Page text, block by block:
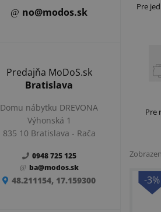
no@modos.sk
Predajňa MoDoS.sk
Bratislava
Domu nábytku DREVONA
Výhonská 1
835 10 Bratislava - Rača
0948 725 125
ba@modos.sk
48.211154, 17.159300
Pre
Pre
-3%